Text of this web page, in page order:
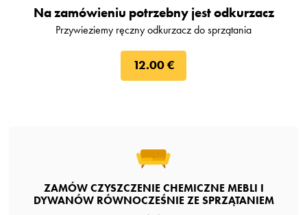
Na zamówieniu potrzebny jest odkurzacz
Przywieziemy ręczny odkurzacz do sprzątania
12.00 €
ZAMÓW CZYSZCZENIE CHEMICZNE MEBLI I
DYWANÓW RÓWNOCZEŚNIE ZE SPRZĄTANIEM